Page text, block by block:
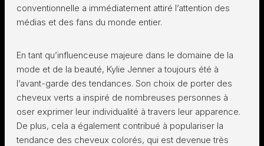
conventionnelle a immédiatement attiré l’attention des
médias et des fans du monde entier.
En tant qu’influenceuse majeure dans le domaine de la
mode et de la beauté, Kylie Jenner a toujours été à
l’avant-garde des tendances. Son choix de porter des
cheveux verts a inspiré de nombreuses personnes à
oser exprimer leur individualité à travers leur apparence.
De plus, cela a également contribué à populariser la
tendance des cheveux colorés, qui est devenue très